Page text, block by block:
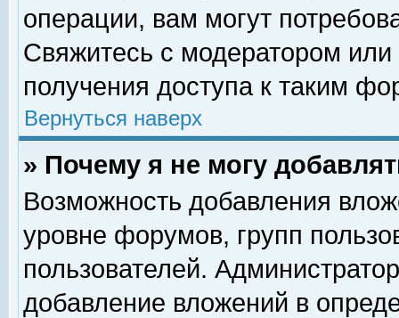
операции, вам могут
Свяжитесь с модератором
получения доступа к таким
Вернуться наверх
» Почему я не могу
Возможность добавления
уровне форумов, групп
пользователей.
добавление вложений в